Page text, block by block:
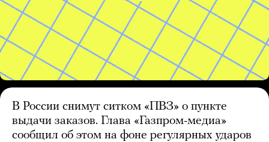
В России снимут ситком «ПВЗ» о пункте
выдачи заказов. Глава «Газпром-медиа»
сообщил об этом на фоне регулярных ударов